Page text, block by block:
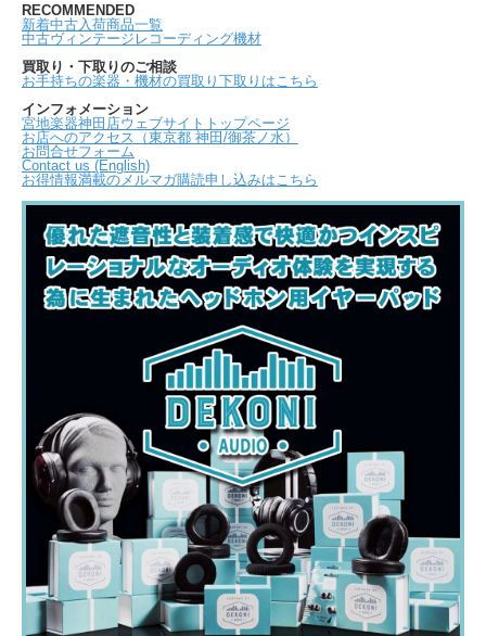
RECOMMENDED
新着中古入荷商品一覧
中古ヴィンテージレコーディング機材
買取り・下取りのご相談
お手持ちの楽器・機材の買取り下取りはこちら
インフォメーション
宮地楽器神田店ウェブサイトトップページ
お店へのアクセス（東京都 神田/御茶ノ水）
お問合せフォーム
Contact us (English)
お得情報満載のメルマガ購読申し込みはこちら